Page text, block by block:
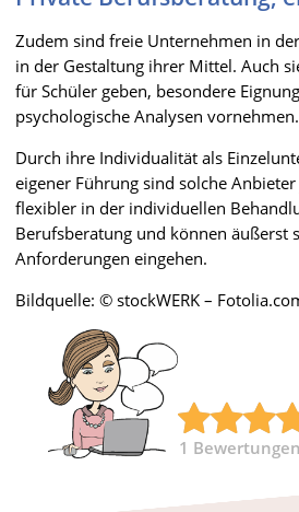
Zudem sind freie Unternehmen in
in der Gestaltung ihrer Mittel. Auch
für Schüler geben, besondere
psychologische Analysen vornehmen.
Durch ihre Individualität als
eigener Führung sind solche
flexibler in der individuellen
Berufsberatung und können äußerst
Anforderungen eingehen.
Bildquelle: © stockWERK –
1 Bewertungen